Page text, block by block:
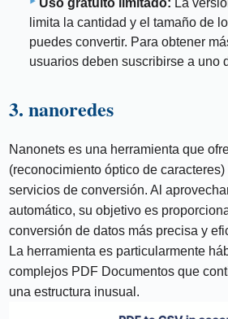
limita la cantidad y el tamaño de
puedes convertir. Para obtener
usuarios deben suscribirse a uno
3. nanoredes
Nanonets es una herramienta que
(reconocimiento óptico de
servicios de conversión. Al
automático, su objetivo es
conversión de datos más precisa y
La herramienta es particularmente
complejos PDF Documentos que
una estructura inusual.